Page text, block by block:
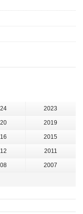
2023
2019
2015
2011
2007